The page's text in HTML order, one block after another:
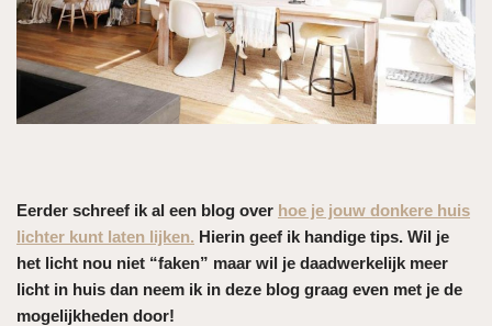
Eerder schreef ik al een blog over hoe je jouw donkere huis
lichter kunt laten lijken. Hierin geef ik handige tips. Wil je
het licht nou niet “faken” maar wil je daadwerkelijk meer
licht in huis dan neem ik in deze blog graag even met je de
mogelijkheden door!